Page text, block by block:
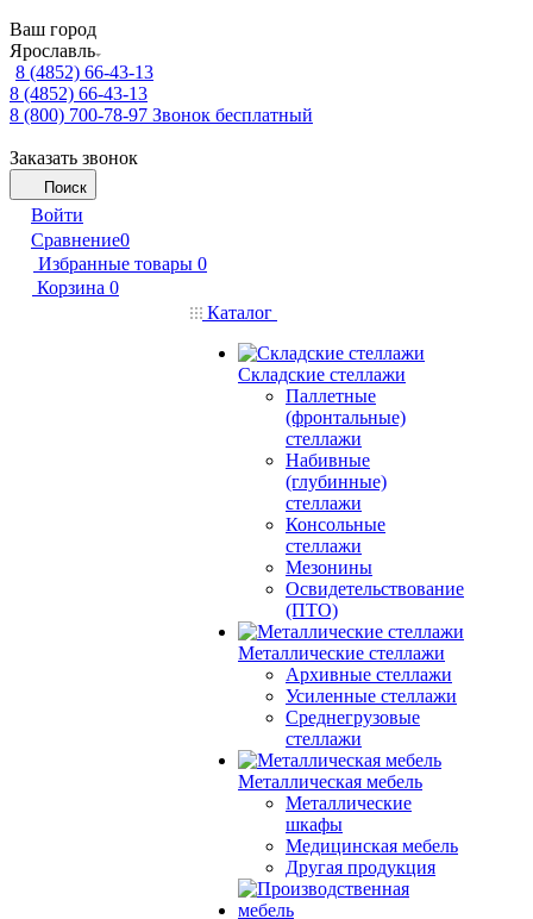
Ваш город
Ярославль
8 (4852) 66-43-13
8 (4852) 66-43-13
8 (800) 700-78-97 Звонок бесплатный
Заказать звонок
Поиск
Войти
Сравнение0
Избранные товары 0
Корзина 0
Каталог
Складские стеллажи
Паллетные
(фронтальные)
стеллажи
Набивные
(глубинные)
стеллажи
Консольные
стеллажи
Мезонины
Освидетельствование
(ПТО)
Металлические стеллажи
Архивные стеллажи
Усиленные стеллажи
Среднегрузовые
стеллажи
Металлическая мебель
Металлические
шкафы
Медицинская мебель
Другая продукция